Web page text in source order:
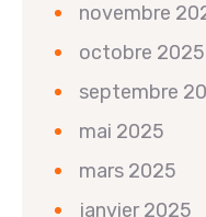
novembre
octobre 2025
septembre
mai 2025
mars 2025
janvier 2025